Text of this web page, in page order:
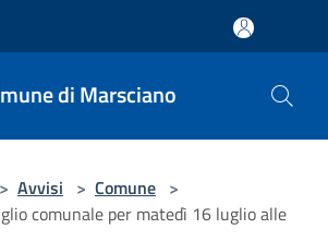
di Marsciano
> Avvisi > Comune >
comunale per matedì 16 luglio alle